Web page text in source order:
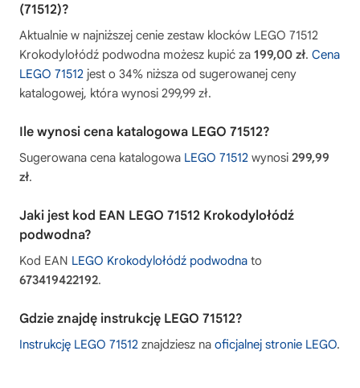
(71512)?
Aktualnie w najniższej cenie zestaw klocków LEGO 71512
Krokodylołódź podwodna możesz kupić za 199,00 zł. Cena
LEGO 71512 jest o 34% niższa od sugerowanej ceny
katalogowej, która wynosi 299,99 zł.
Ile wynosi cena katalogowa LEGO 71512?
Sugerowana cena katalogowa LEGO 71512 wynosi 299,99
zł.
Jaki jest kod EAN LEGO 71512 Krokodylołódź
podwodna?
Kod EAN LEGO Krokodylołódź podwodna to
673419422192.
Gdzie znajdę instrukcję LEGO 71512?
Instrukcję LEGO 71512 znajdziesz na oficjalnej stronie LEGO.